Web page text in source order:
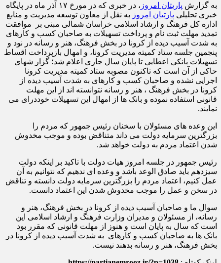
به گزارش پاریتان امروز
، در خبری که در مورخ ۱۷ آذر ماه در پایگاه
خبری تحلیلی پارتیان امروز به نقل از معاون توسعه مدیریت و منابع
اداره کل فرهنگ و ارشاد اسلامی خراسان شمالی مبنی بر موافقت
تمدید مهلت ثبت نام و پرداخت تسهیلات به صاحبان کسب‌ و کارهای
به شدت آسیب دیده از کرونا در بخش فرهنگ، هنر و رسانه در نود و
پنجمین جلسه ستاد کمیته مدیریت کرونا، و امهال بازپرداخت اقساط
تسهیلات بانکی اعطایی تا پایان سال جاری اعلام شد؛ گزار شهای
حاکی از آن است که تاکنون مصوبه ستاد کمیته مدیریت کرونا
اجرایی نشده و صاحبان کسب و کارهای به شدت آسیب دیده از
کرونا در بخش فرهنگ ، هنر و رسانه نتوانسته اند از این مهلت
قانونی استفاده نموده و بانک ها از امهال این تسهیلات خوددرای می
نمایند.
این وعده های مسئولان با سخنان رئیس جمهور که مردم را
بزرگترین سرمایه دولت می داند متناقض بوده و موجب مخدوش
شدن اعتماد مردم به دولت خواهد شد.
رئیس جمهور در جلسه امروز هیات دولت با تاکید بر اینکه دولت
سیزدهم باید صادق الوعد باشد و وعده ای ندهیم که نتوانیم به آن
عمل کنیم، اعتماد مردم را بزرگترین سرمایه دولت دانسته و تناقض
در سخن و عمل را موجب مخدوش شدن این اعتماد دانست.
سوال ما و صاحبان آسیب دیده از کرونا در بخش فرهنگ، هنر و
رسانه، از مسئولان و مدیران وزارت فرهنگ و ارشاد اسلامی این
است که سال به پایان است و هنوز از مهلت قانونی که مقرر بود
بانک ها به صاحبان کسب و کارهای به شدت آسیب دیده از کرونا در
بخش فرهنگ، هنر و رسانه بدهند نیست.